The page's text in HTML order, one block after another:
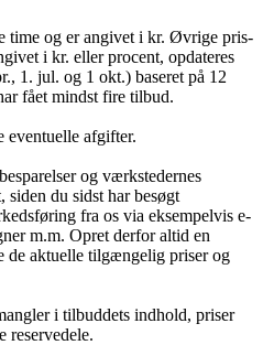
time og er angivet i kr. Øvrige pris-
i kr. eller procent, opdateres
1. jul. og 1 okt.) baseret på 12
fået mindst fire tilbud.
eventuelle afgifter.
og værkstedernes
du sidst har besøgt
fra os via eksempelvis e-
m.m. Opret derfor altid en
de aktuelle tilgængelig priser og
i tilbuddets indhold, priser
reservedele.